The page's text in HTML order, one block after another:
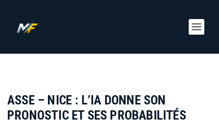
ASSE – NICE : L’IA DONNE SON
PRONOSTIC ET SES PROBABILITÉS